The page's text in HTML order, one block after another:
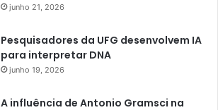
junho 21, 2026
Pesquisadores da UFG desenvolvem IA
para interpretar DNA
junho 19, 2026
A influência de Antonio Gramsci na